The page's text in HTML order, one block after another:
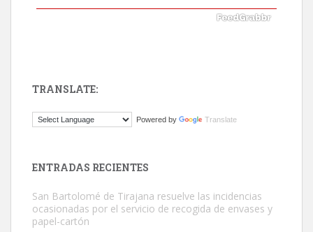
El ayuntamiento se va a llevar a Los Gatos callejeros de la zona los
TRANSLATE:
Powered by Translate
ENTRADAS RECIENTES
San Bartolomé de Tirajana resuelve las incidencias
ocasionadas por el servicio de recogida de envases y
papel-cartón